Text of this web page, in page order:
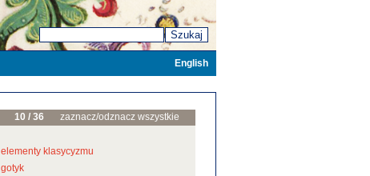
Szukaj
English
10 / 36 zaznacz/odznacz wszystkie
elementy klasycyzmu
gotyk